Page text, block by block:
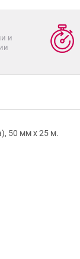
и
50 мм х 25 м.